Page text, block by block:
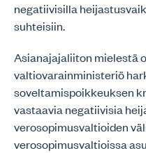
negatiivisilla
suhteisiin.
Asianajajaliiton mielestä
valtiovarainministeriö
soveltamispoikkeuksen
vastaavia negatiivisia
verosopimusvaltioiden
verosopimusvaltioissa